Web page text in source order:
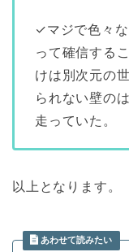
✓マジで色々
って確信する
けは別次元の
られない壁の
走っていた。
以上となります。